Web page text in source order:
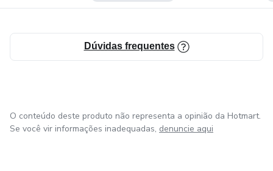
Dúvidas frequentes
O conteúdo deste produto não representa a opinião da Hotmart.
Se você vir informações inadequadas, denuncie aqui